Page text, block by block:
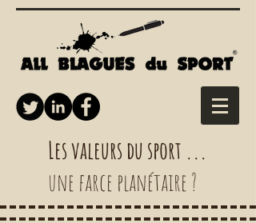
Les valeurs du sport ...
une farce planétaire ?